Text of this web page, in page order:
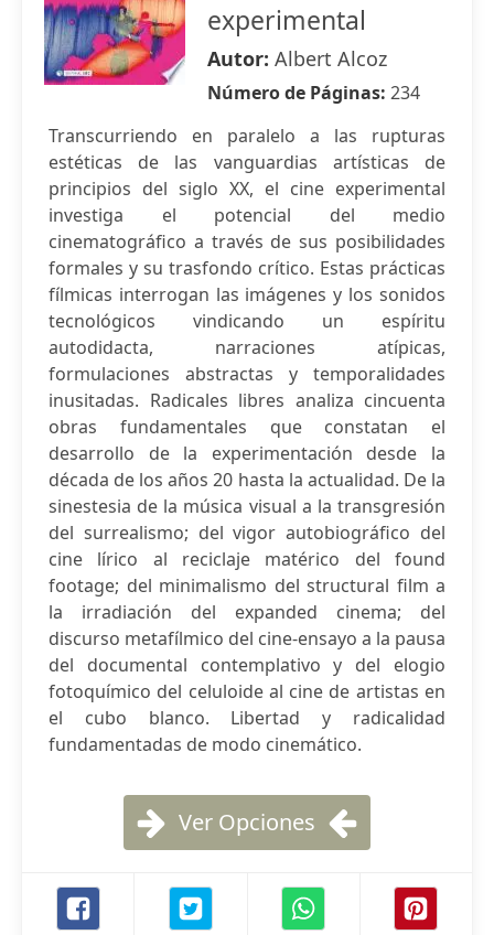
experimental
Autor: Albert Alcoz
Número de Páginas: 234
Transcurriendo en paralelo a las rupturas
estéticas de las vanguardias artísticas de
principios del siglo XX, el cine experimental
investiga el potencial del medio
cinematográfico a través de sus posibilidades
formales y su trasfondo crítico. Estas prácticas
fílmicas interrogan las imágenes y los sonidos
tecnológicos vindicando un espíritu
autodidacta, narraciones atípicas,
formulaciones abstractas y temporalidades
inusitadas. Radicales libres analiza cincuenta
obras fundamentales que constatan el
desarrollo de la experimentación desde la
década de los años 20 hasta la actualidad. De la
sinestesia de la música visual a la transgresión
del surrealismo; del vigor autobiográfico del
cine lírico al reciclaje matérico del found
footage; del minimalismo del structural film a
la irradiación del expanded cinema; del
discurso metafílmico del cine-ensayo a la pausa
del documental contemplativo y del elogio
fotoquímico del celuloide al cine de artistas en
el cubo blanco. Libertad y radicalidad
fundamentadas de modo cinemático.
Ver Opciones